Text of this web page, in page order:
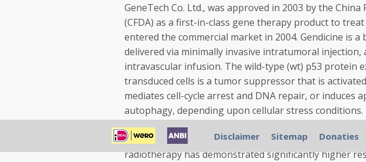
GeneTech Co. Ltd., was approved in 2003 by the
(CFDA) as a first-in-class gene therapy product to
entered the commercial market in 2004. Gendicine is
delivered via minimally invasive intratumoral injection,
intravascular infusion. The wild-type (wt) p53 protein
transduced cells is a tumor suppressor that is
mediates cell-cycle arrest and DNA repair, or induces
autophagy, depending upon cellular stress conditions.
commercial use in >30,000 patients, and >30 published
exhibited an exemplary safety record, and when
radiotherapy has demonstrated significantly higher
Disclaimer Sitemap Donaties